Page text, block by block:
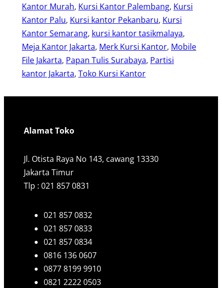
Kantor Murah, Kursi Kantor Palembang, Kursi
Kantor Palu, Kursi kantor Pekanbaru, Kursi
Kantor Semarang, kursi kantor tasikmalaya
Meja Kantor Jakarta, Merk Kursi Kantor, Mobile
File Jakarta, Papan Tulis Surabaya, Partisi
kantor Jakarta, Toko Kursi Kantor
Alamat Toko
Jl. Otista Raya No 143, cawang 13330
Jakarta Timur
Tlp : 021 857 0831
021 857 0832
021 857 0833
021 857 0834
0816 136 0607
0877 8199 9910
0821 2222 0503